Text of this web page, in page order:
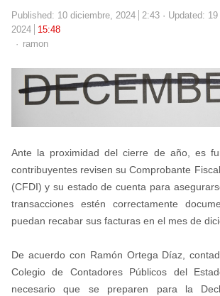
Published: 10 diciembre, 2024 2:43
Updated: 19
2024
15:48
Author
ramon
Ante la proximidad del cierre de año, es
contribuyentes revisen su Comprobante
(CFDI) y su estado de cuenta para
transacciones estén correctamente
puedan recabar sus facturas en el mes de
De acuerdo con Ramón Ortega Díaz,
Colegio de Contadores Públicos del
necesario que se preparen para la